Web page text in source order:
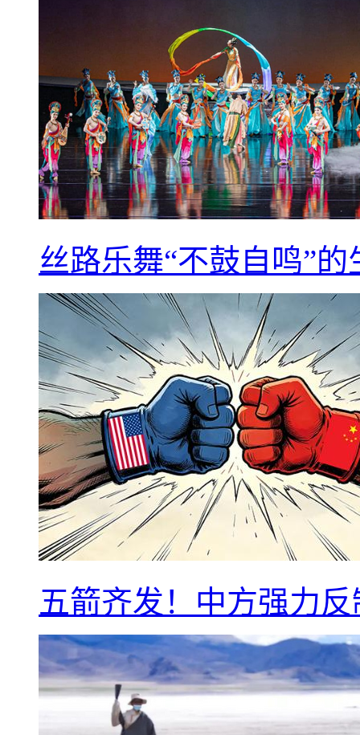
丝路乐舞“不鼓自鸣”
五箭齐发！中方强力